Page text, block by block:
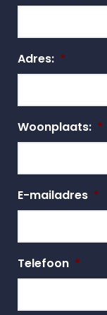
Adres: *
Woonplaats: *
E-mailadres *
Telefoon *